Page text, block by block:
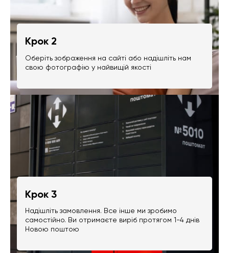
Крок 2
Оберіть зображення на сайті або надішліть нам
свою фотографію у найвищій якості
Крок 3
Надішліть замовлення. Все інше ми зробимо
самостійно. Ви отримаєте виріб протягом 1-4 днів
Новою поштою